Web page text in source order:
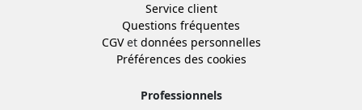
Service client
Questions fréquentes
CGVet données personnelles
Préférences des cookies
Professionnels